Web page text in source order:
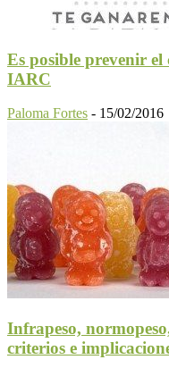
Es posible prevenir
IARC
Paloma Fortes - 15/02/2016
Infrapeso,
criterios e